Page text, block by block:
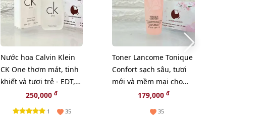
Nước hoa Calvin Klein
CK One thơm mát, tinh
khiết và tươi trẻ - EDT,
15ml (Fullbox)
250,000đ
1 35
Toner Lancome Tonique
Confort sạch sâu, tươi
mới và mềm mại cho
làn da, 50ml
179,000 đ
35